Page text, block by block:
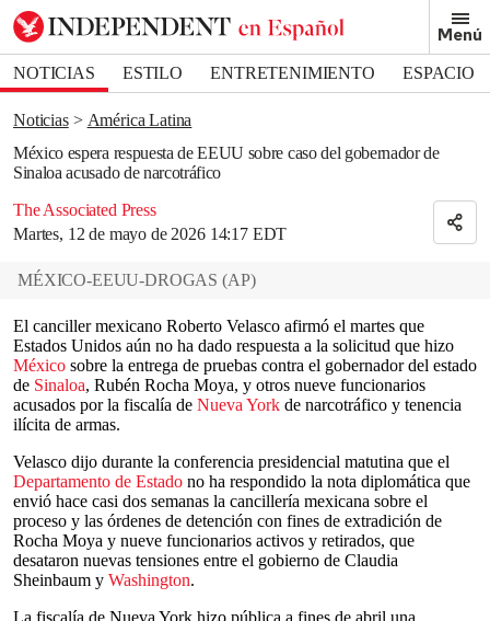
Menú
NOTICIAS ESTILO ENTRETENIMIENTO
ESPACIO
DEPORTES
Noticias
América Latina
México espera respuesta de EEUU sobre caso del gobernador de
Sinaloa acusado de narcotráfico
The Associated Press
Martes, 12 de mayo de 2026 14:17 EDT
Bookmark popover
Removed from bookmarks
Close popover
MÉXICO-EEUU-DROGAS (AP)
El canciller mexicano Roberto Velasco afirmó el martes que
Estados Unidos aún no ha dado respuesta a la solicitud que hizo
México sobre la entrega de pruebas contra el gobernador del estado
de Sinaloa, Rubén Rocha Moya, y otros nueve funcionarios
acusados por la fiscalía de Nueva York de narcotráfico y tenencia
ilícita de armas.
Velasco dijo durante la conferencia presidencial matutina que el
Departamento de Estado no ha respondido la nota diplomática que
envió hace casi dos semanas la cancillería mexicana sobre el
proceso y las órdenes de detención con fines de extradición de
Rocha Moya y nueve funcionarios activos y retirados, que
desataron nuevas tensiones entre el gobierno de Claudia
Sheinbaum y Washington.
La fiscalía de Nueva York hizo pública a fines de abril una